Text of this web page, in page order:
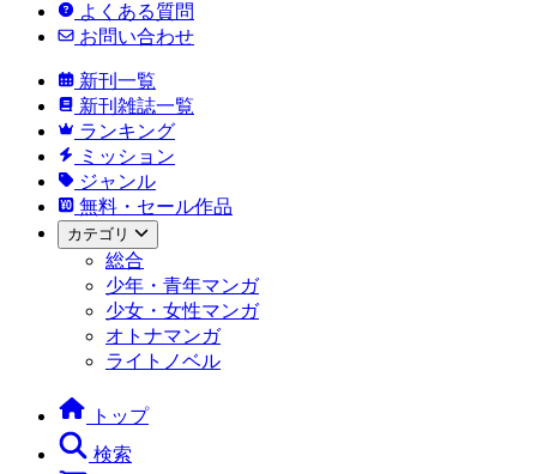
よくある質問
お問い合わせ
新刊一覧
新刊雑誌一覧
ランキング
ミッション
ジャンル
無料・セール作品
カテゴリ
総合
少年・青年マンガ
少女・女性マンガ
オトナマンガ
ライトノベル
トップ
検索